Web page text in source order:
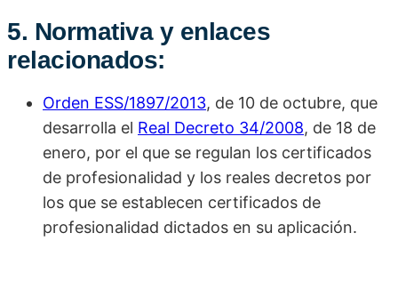
5. Normativa y enlaces
relacionados:
Orden ESS/1897/2013, de 10 de octubre, que
desarrolla el Real Decreto 34/2008, de 18 de
enero, por el que se regulan los certificados
de profesionalidad y los reales decretos por
los que se establecen certificados de
profesionalidad dictados en su aplicación.